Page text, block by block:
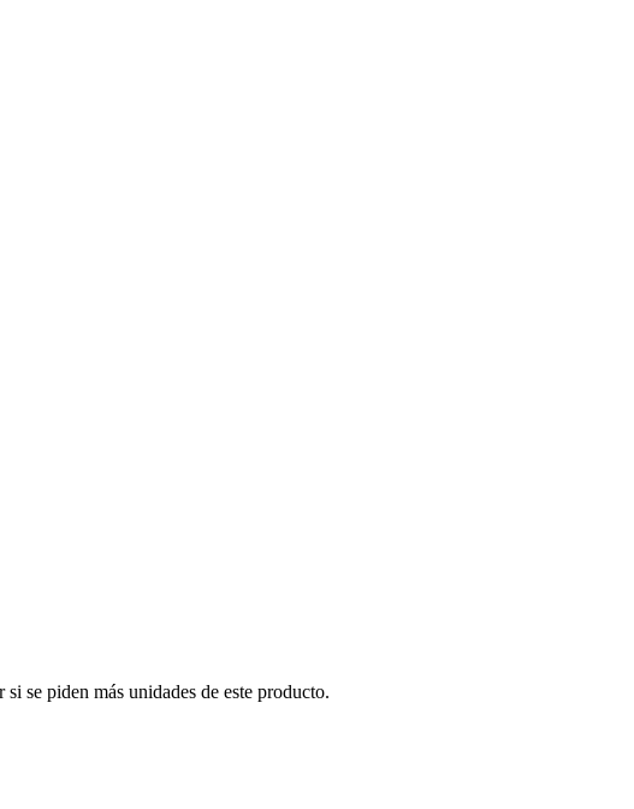
se piden más unidades de este producto.